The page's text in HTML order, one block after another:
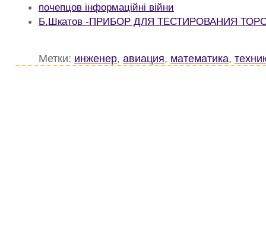
почепцов інформаційні війни
Б.Шкатов -ПРИБОР ДЛЯ ТЕСТИРОВАНИЯ
Метки: инженер, авиация, математика,